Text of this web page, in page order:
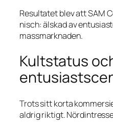
Resultatet blev att SAM
nisch: älskad av
massmarknaden.
Kultstatus
Trots sitt korta
aldrig riktigt.